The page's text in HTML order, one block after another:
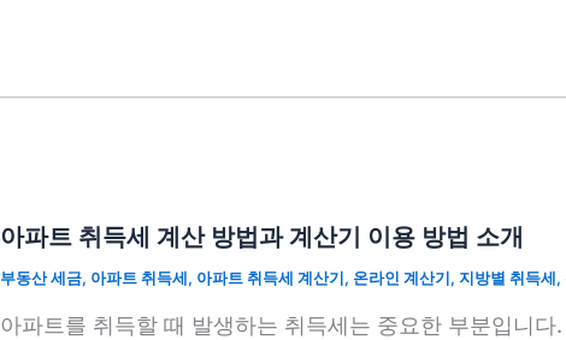
아파트 취득세 계산 방법과 계산기 이용 방법 소개
부동산 세금, 아파트 취득세, 아파트 취득세 계산기, 온라인 계산기, 지방별 취득세,
아파트를 취득할 때 발생하는 취득세는 중요한 부분입니